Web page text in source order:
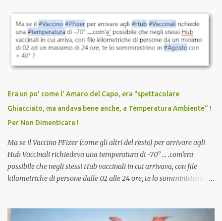
sconti, incentivi per vaccinarsi. Non avevamo mai visto
discriminazioni per coloro che non l’hanno fatto. Se non sei stato
vaccinato, nessuno aveva prima cercato di farti sentire una
persona cattiva. Non avevamo mai visto un vaccino che minacci le
vaccino usato per minacciare i mezzi di sussistenza, il lavoro o la
scuola. Non avevamo mai visto un vaccino che permettesse a un
dodicenne di ignorare il consenso dei genitori. Dopo tutti i vaccini
che abbiamo elencato sopra...
Era un po' come l' Amaro del Capo, era "spettacolare
Ghiacciato, ma andava bene anche, a Temperatura Ambiente" !
Per Non Dimenticare !
Ma se il Vaccino PFizer (come gli altri del resto) per arrivare agli
Hub Vaccinali richiedeva una temperatura di -70° ... .com'era
possibile che negli stessi Hub vaccinali in cui arrivava, con file
kilometriche di persone dalle 02 alle 24 ore, te lo somministravano
Vaccino come: l' Amaro del Capo, era "spettacolare Ghiacciato, ma